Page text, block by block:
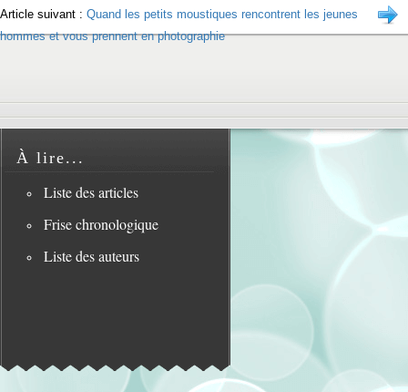
Article suivant : Quand les petits moustiques rencontrent les jeunes
hommes et vous prennent en photographie
À lire...
Liste des articles
Frise chronologique
Liste des auteurs